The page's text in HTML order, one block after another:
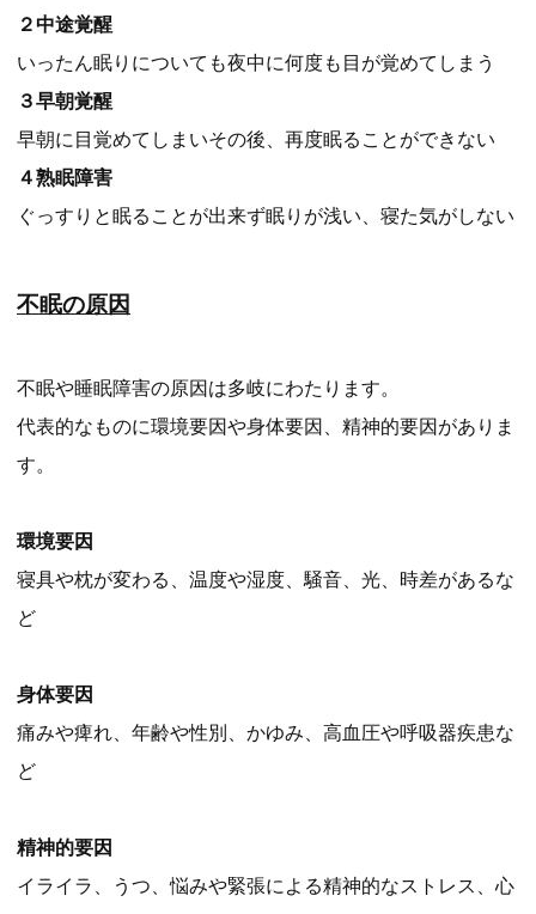
２中途覚醒
いったん眠りについても夜中に何度も目が覚めてしまう
３早朝覚醒
早朝に目覚めてしまいその後、再度眠ることができない
４熟眠障害
ぐっすりと眠ることが出来ず眠りが浅い、寝た気がしない
不眠の原因
不眠や睡眠障害の原因は多岐にわたります。
代表的なものに環境要因や身体要因、精神的要因がありま
す。
環境要因
寝具や枕が変わる、温度や湿度、騒音、光、時差があるな
ど
身体要因
痛みや痺れ、年齢や性別、かゆみ、高血圧や呼吸器疾患な
ど
精神的要因
イライラ、うつ、悩みや緊張による精神的なストレス、心